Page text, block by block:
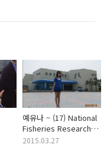
예유나 – (17) National
Fisheries Research&
Development
2015.03.27